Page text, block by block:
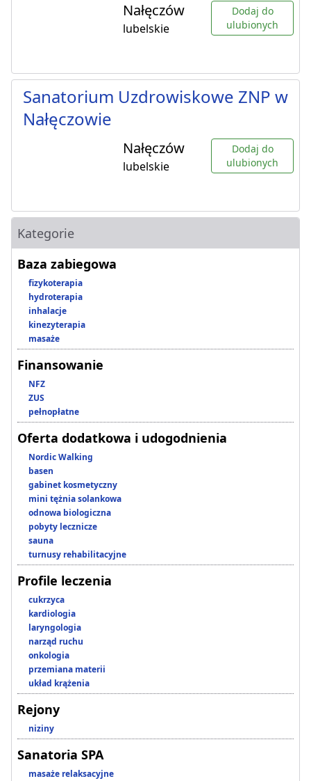
Nałęczów
lubelskie
Dodaj do
ulubionych
Sanatorium Uzdrowiskowe ZNP w
Nałęczowie
Nałęczów
lubelskie
Dodaj do
ulubionych
Kategorie
Baza zabiegowa
fizykoterapia
hydroterapia
inhalacje
kinezyterapia
masaże
Finansowanie
NFZ
ZUS
pełnopłatne
Oferta dodatkowa i udogodnienia
Nordic Walking
basen
gabinet kosmetyczny
mini tężnia solankowa
odnowa biologiczna
pobyty lecznicze
sauna
turnusy rehabilitacyjne
Profile leczenia
cukrzyca
kardiologia
laryngologia
narząd ruchu
onkologia
przemiana materii
układ krążenia
Rejony
niziny
Sanatoria SPA
masaże relaksacyjne